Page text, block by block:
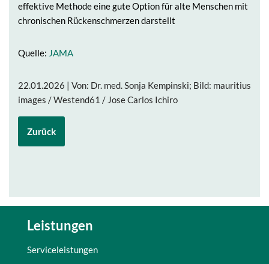
effektive Methode eine gute Option für alte Menschen mit
chronischen Rückenschmerzen darstellt
Quelle: JAMA
22.01.2026 | Von: Dr. med. Sonja Kempinski; Bild: mauritius
images / Westend61 / Jose Carlos Ichiro
Zurück
Leistungen
Serviceleistungen